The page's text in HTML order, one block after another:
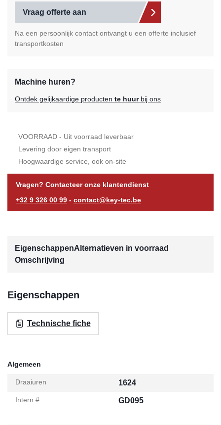
Vraag offerte aan
Na een persoonlijk contact ontvangt u een offerte inclusief
transportkosten
Machine huren?
Ontdek gelijkaardige producten te huurbij ons
VOORRAAD - Uit voorraad leverbaar
Levering door eigen transport
Hoogwaardige service, ook on-site
Vragen? Contacteer onze klantendienst
+32 9 326 00 99 - contact@key-tec.be
EigenschappenAlternatieven in voorraad
Omschrijving
Eigenschappen
Technische fiche
Algemeen
Draaiuren 1624
Intern # GD095